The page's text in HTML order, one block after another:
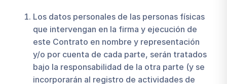
Los datos personales de las personas físicas
que intervengan en la firma y ejecución de
este Contrato en nombre y representación
y/o por cuenta de cada parte, serán tratados
bajo la responsabilidad de la otra parte (y se
incorporarán al registro de actividades de